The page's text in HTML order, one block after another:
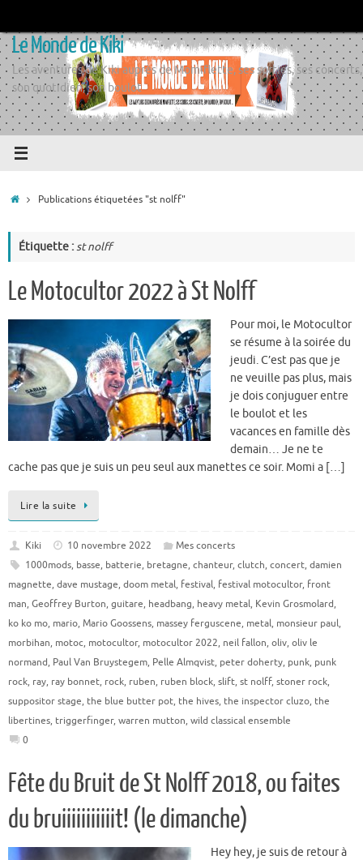
contenu
Le Monde de Kiki
Les aventures de Kiki auprès de Momiflette, ses sorties, ses concerts,
son quotidien, son boulot
AccueilPublications étiquetées "st nolff"
Étiquette :st nolff
Le Motocultor 2022 à St Nolff
Pour moi, le Motocultor
se résume à la soirée du
jeudi. C’est pas que je
ne veuille pas plus, mais
je dois conjuguer entre
le boulot et les
vacances en famille dès
demain… Je ne te
cache pas que je suis un peu seul aux manettes ce soir. Momi a […]
Lire la suite
Kiki 10 novembre 2022
Mes concerts
1000mods, basse, batterie, bretagne, chanteur, clutch, concert, damien
magnette, dave mustage, doom metal, festival, festival motocultor, front
man, Geoffrey Burton, guitare, headbang, heavy metal, Kevin Grosmolard,
ko ko mo, mario, Mario Goossens, massey ferguscene, metal, monsieur paul,
morbihan, motoc, motocultor, motocultor 2022, neil fallon, oliv, oliv le
normand, Paul Van Bruystegem, Pelle Almqvist, peter doherty, punk, punk
rock, ray, ray bonnet, rock, ruben, ruben block, slift, st nolff, stoner rock,
suppositor stage, the blue butter pot, the hives, the inspector cluzo, the
libertines, triggerfinger, warren mutton, wild classical ensemble
0
Fête du Bruit de St Nolff 2018, ou faites
du bruiiiiiiiiiiit! (le dimanche)
Hey hey, je suis de retour à